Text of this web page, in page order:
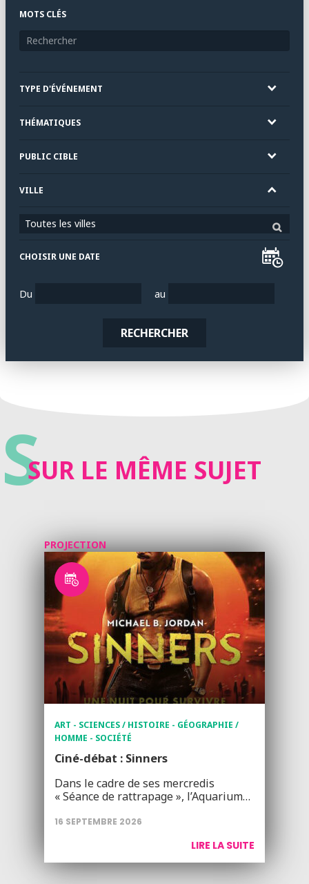
MOTS CLÉS
TYPE D'ÉVÉNEMENT
THÉMATIQUES
PUBLIC CIBLE
VILLE
Toutes les villes
CHOISIR UNE DATE
Du au
RECHERCHER
SSUR LE MÊME SUJET
PROJECTION
ART - SCIENCES / HISTOIRE - GÉOGRAPHIE /
HOMME - SOCIÉTÉ
Ciné-débat : Sinners
Dans le cadre de ses mercredis
« Séance de rattrapage », l’Aquarium…
16 SEPTEMBRE 2026
LIRE LA SUITE